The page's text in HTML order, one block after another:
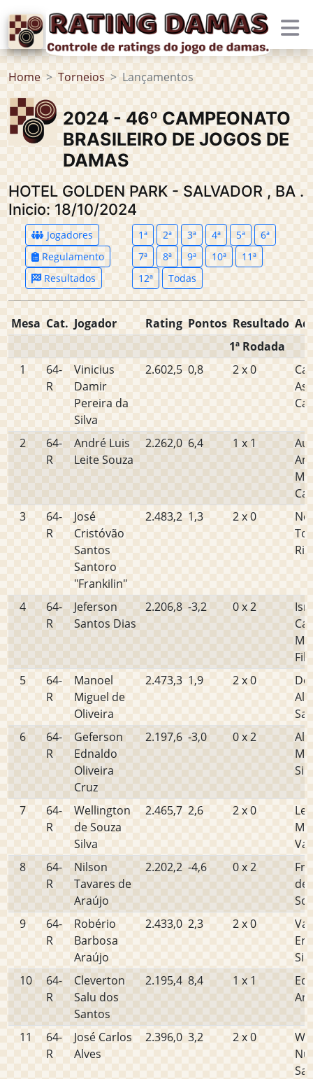
Home Torneios Lançamentos
2024 - 46º CAMPEONATO
BRASILEIRO DE JOGOS DE
DAMAS
HOTEL GOLDEN PARK - SALVADOR , BA .
Inicio: 18/10/2024
Jogadores
Regulamento
Resultados
1ª 2ª 3ª 4ª 5ª
6ª
7ª
8ª 9ª 10ª
11ª
12ª
Todas
Mesa Cat. Jogador Rating Pontos Resultado
1ª Rodada
1
64-
R
Vinicius
Damir
Pereira da
Silva
2.602,5 0,8 2 x 0
2
64-
R
André Luis
Leite Souza
2.262,0 6,4 1 x 1
3
64-
R
José
Cristóvão
Santos
Santoro
"Frankilin"
2.483,2 1,3 2 x 0
4
64-
R
Jeferson
Santos Dias
2.206,8 -3,2 0 x 2
5
64-
R
Manoel
Miguel de
Oliveira
2.473,3 1,9 2 x 0
6
64-
R
Geferson
Ednaldo
Oliveira
Cruz
2.197,6 -3,0 0 x 2
7
64-
R
Wellington
de Souza
Silva
2.465,7 2,6 2 x 0
8
64-
R
Nilson
Tavares de
Araújo
2.202,2 -4,6 0 x 2
de
9
64-
R
Robério
Barbosa
Araújo
2.433,0 2,3 2 x 0
10
64-
R
Cleverton
Salu dos
Santos
2.195,4 8,4 1 x 1
11
64-
R
José Carlos
Alves
2.396,0 3,2 2 x 0